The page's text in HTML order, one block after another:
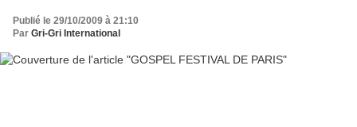
Publié le 29/10/2009 à 21:10
Par Gri-Gri International